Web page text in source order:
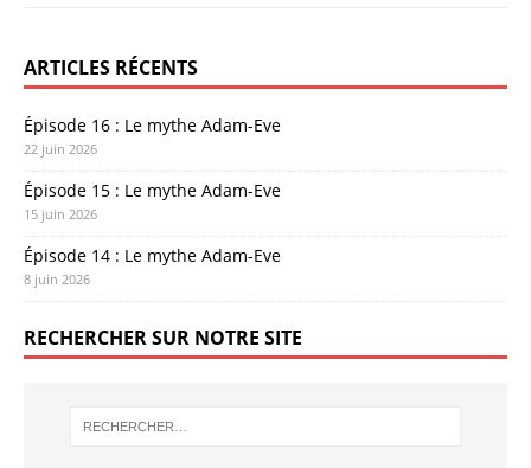
ARTICLES RÉCENTS
Épisode 16 : Le mythe Adam-Eve
22 juin 2026
Épisode 15 : Le mythe Adam-Eve
15 juin 2026
Épisode 14 : Le mythe Adam-Eve
8 juin 2026
RECHERCHER SUR NOTRE SITE